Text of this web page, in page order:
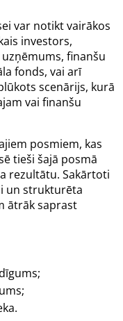
var notikt vairākos
investors,
finanšu
fonds, vai arī
scenārijs, kurā
vai finanšu
posmiem, kas
tieši šajā posmā
rezultātu. Sakārtoti
un strukturēta
ātrāk saprast